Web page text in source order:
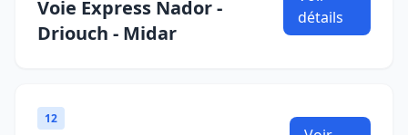
Voie Express Nador -
Driouch - Midar
détails
12